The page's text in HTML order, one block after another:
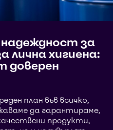
за
лична хигиена:
доверен
план във всичко,
да гарантираме,
продукти,